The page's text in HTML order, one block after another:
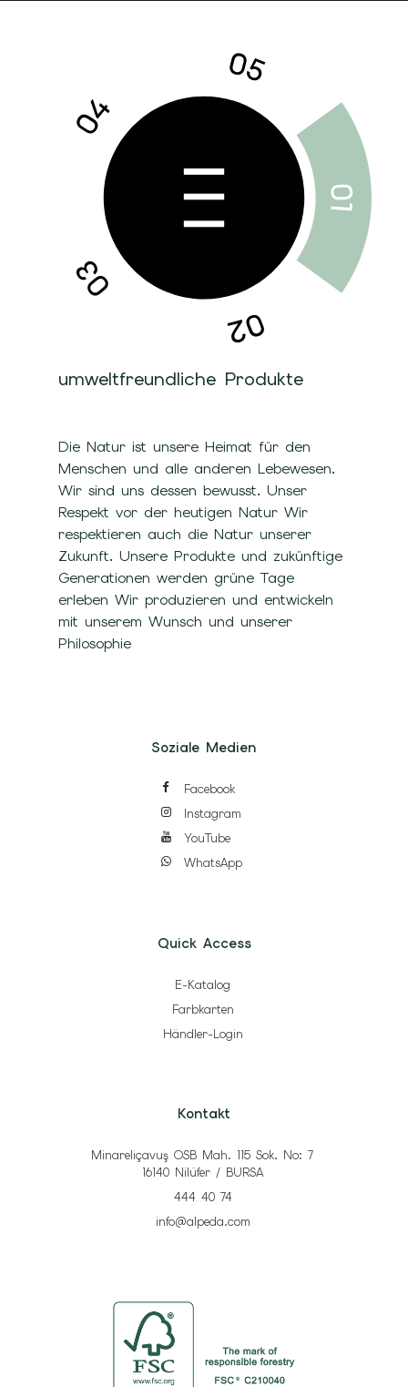
umweltfreundliche Produkte
Die Natur ist unsere Heimat für den
Menschen und alle anderen Lebewesen.
Wir sind uns dessen bewusst. Unser
Respekt vor der heutigen Natur Wir
respektieren auch die Natur unserer
Zukunft. Unsere Produkte und zukünftige
Generationen werden grüne Tage
erleben Wir produzieren und entwickeln
mit unserem Wunsch und unserer
Philosophie
Soziale Medien
Facebook
Instagram
YouTube
WhatsApp
Quick Access
E-Katalog
Farbkarten
Händler-Login
Kontakt
Minareliçavuş OSB Mah. 115 Sok. No: 7
16140 Nilüfer / BURSA
444 40 74
info@alpeda.com